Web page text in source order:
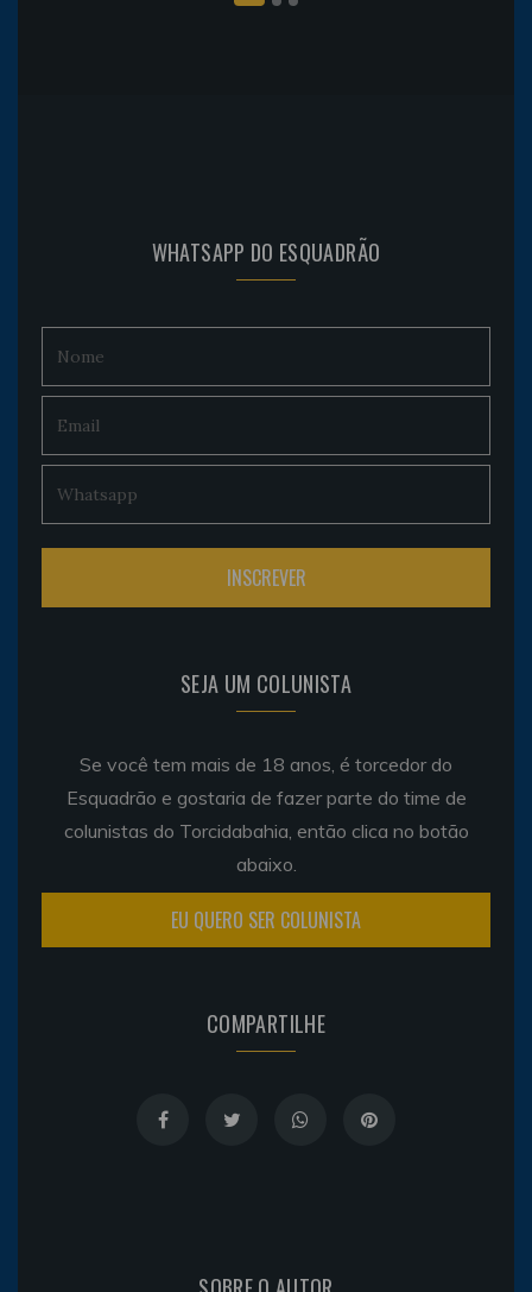
WHATSAPP DO ESQUADRÃO
SEJA UM COLUNISTA
Se você tem mais de 18 anos, é torcedor do
Esquadrão e gostaria de fazer parte do time de
colunistas do Torcidabahia, então clica no botão
abaixo.
EU QUERO SER COLUNISTA
COMPARTILHE